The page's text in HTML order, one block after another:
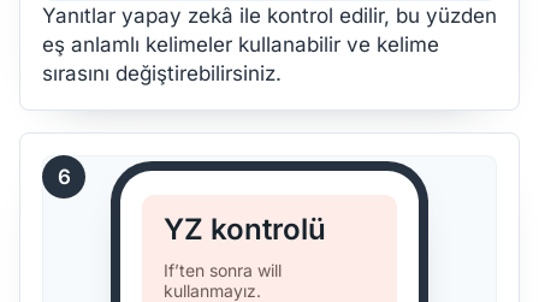
Yanıtlar yapay zekâ ile kontrol edilir, bu yüzden
eş anlamlı kelimeler kullanabilir ve kelime
sırasını değiştirebilirsiniz.
6
YZ kontrolü
If’ten sonra will
kullanmayız.